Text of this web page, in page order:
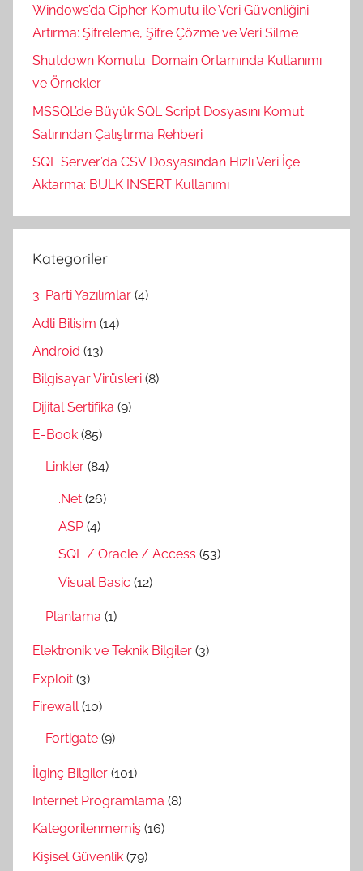
Windows’da Cipher Komutu ile Veri Güvenliğini
Artırma: Şifreleme, Şifre Çözme ve Veri Silme
Shutdown Komutu: Domain Ortamında Kullanımı
ve Örnekler
MSSQL’de Büyük SQL Script Dosyasını Komut
Satırından Çalıştırma Rehberi
SQL Server’da CSV Dosyasından Hızlı Veri İçe
Aktarma: BULK INSERT Kullanımı
Kategoriler
3. Parti Yazılımlar (4)
Adli Bilişim (14)
Android (13)
Bilgisayar Virüsleri (8)
Dijital Sertifika (9)
E-Book (85)
Linkler (84)
.Net (26)
ASP (4)
SQL / Oracle / Access (53)
Visual Basic (12)
Planlama (1)
Elektronik ve Teknik Bilgiler (3)
Exploit (3)
Firewall(10)
Fortigate (9)
İlginç Bilgiler (101)
Internet Programlama (8)
Kategorilenmemiş (16)
Kişisel Güvenlik (79)